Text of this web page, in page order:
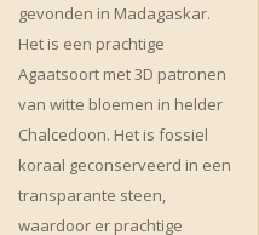
gevonden in Madagaskar.
Het is een prachtige
Agaatsoort met 3D patronen
van witte bloemen in helder
Chalcedoon. Het is fossiel
koraal geconserveerd in een
transparante steen,
waardoor er prachtige